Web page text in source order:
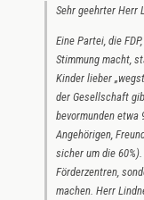
Sehr geehrter Herr
Eine Partei, die
Stimmung macht,
Kinder lieber
der Gesellschaft
bevormunden etwa
Angehörigen,
sicher um die
Förderzentren,
machen. Herr